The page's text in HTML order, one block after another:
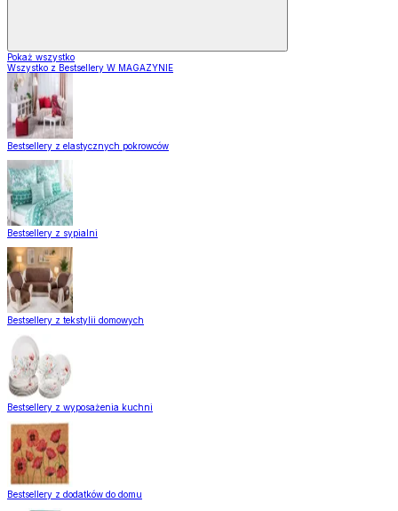
Pokaż wszystko
Wszystko z Bestsellery W MAGAZYNIE
Bestsellery z elastycznych pokrowców
Bestsellery z sypialni
Bestsellery z tekstylii domowych
Bestsellery z wyposażenia kuchni
Bestsellery z dodatków do domu